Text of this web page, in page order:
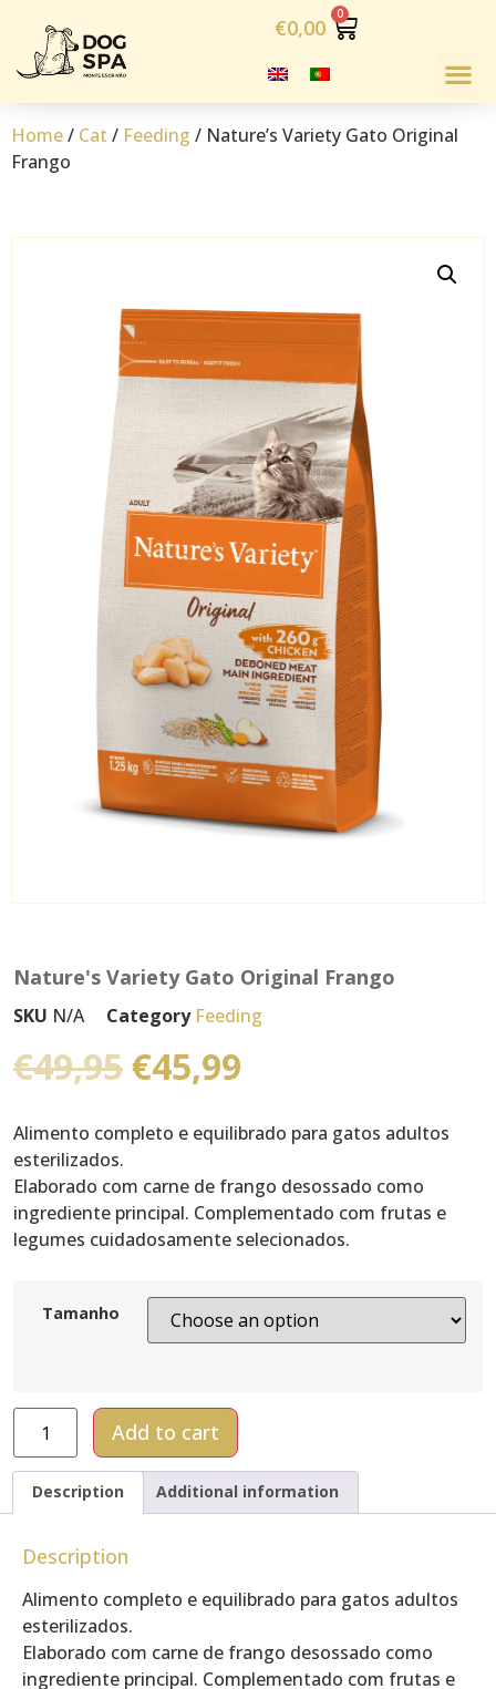
€0,00
Home/ Cat / Feeding / Nature’s Variety Gato Original
Frango
Nature's Variety Gato Original Frango
SKU N/A Category Feeding
€49,95€45,99
Alimento completo e equilibrado para gatos adultos
esterilizados.
Elaborado com carne de frango desossado como
ingrediente principal. Complementado com frutas e
legumes cuidadosamente selecionados.
Tamanho
Add to cart
Description Additional information
Description
Alimento completo e equilibrado para gatos adultos
esterilizados.
Elaborado com carne de frango desossado como
ingrediente principal. Complementado com frutas e